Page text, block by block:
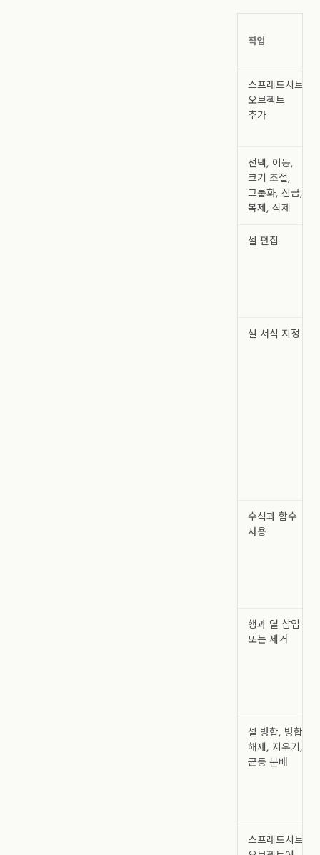
작업
스프레드시트
오브젝트
추가
선택, 이동,
크기 조절,
그룹화, 잠금,
복제, 삭제
셀 편집
셀 서식 지정
수식과 함수
사용
행과 열 삽입
또는 제거
셀 병합, 병합
해제, 지우기,
균등 분배
스프레드시트